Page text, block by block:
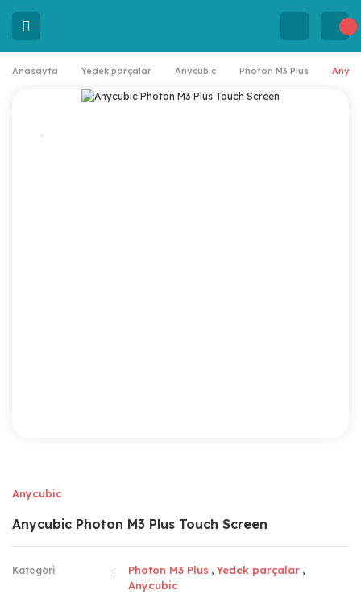
Anasayfa Yedek parçalar Anycubic Photon M3 Plus
Anycubic
Anycubic Photon M3 Plus Touch Screen
Kategori Photon M3 Plus ,Yedek parçalar ,
Anycubic